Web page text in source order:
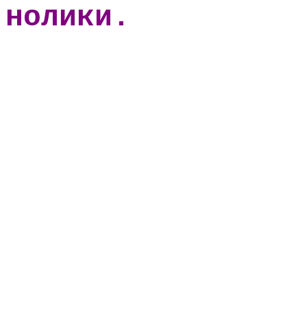
нолики.